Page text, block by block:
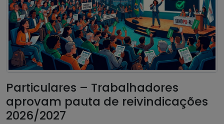
Particulares – Trabalhadores
aprovam pauta de reivindicações
2026/2027